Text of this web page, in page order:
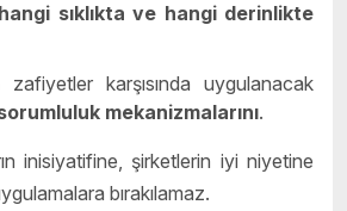
hangi sıklıkta ve hangi derinlikte
karşısında uygulanacak
mekanizmalarını.
inisiyatifine, şirketlerin iyi niyetine
bırakılamaz.